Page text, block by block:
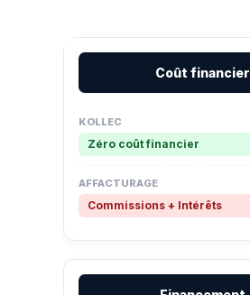
Coût financier
Zéro coût financier
Commissions + Intérêts